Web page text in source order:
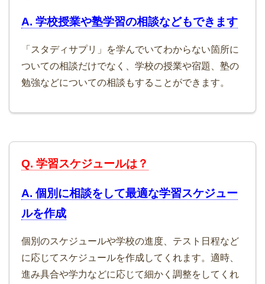
A. 学校授業や塾学習の相談などもできます
「スタディサプリ」を学んでいてわからない箇所に
ついての相談だけでなく、学校の授業や宿題、塾の
勉強などについての相談もすることができます。
Q. 学習スケジュールは？
A. 個別に相談をして最適な学習スケジュー
ルを作成
個別のスケジュールや学校の進度、テスト日程など
に応じてスケジュールを作成してくれます。適時、
進み具合や学力などに応じて細かく調整をしてくれ